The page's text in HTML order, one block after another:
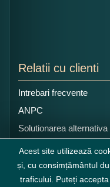
Relatii cu clienti
Intrebari frecvente
ANPC
Solutionarea alternativa
litigiilor
Acest site utilizează
și, cu consimțământul
traficului. Puteți